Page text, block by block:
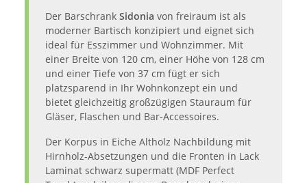
Der Barschrank Sidonia von freiraum ist als
moderner Bartisch konzipiert und eignet sich
ideal für Esszimmer und Wohnzimmer. Mit
einer Breite von 120 cm, einer Höhe von 128 cm
und einer Tiefe von 37 cm fügt er sich
platzsparend in Ihr Wohnkonzept ein und
bietet gleichzeitig großzügigen Stauraum für
Gläser, Flaschen und Bar-Accessoires.
Der Korpus in Eiche Altholz Nachbildung mit
Hirnholz-Absetzungen und die Fronten in Lack
Laminat schwarz supermatt (MDF Perfect